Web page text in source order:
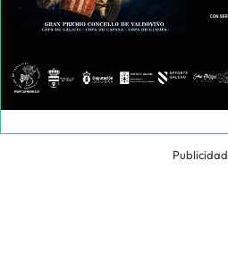
Publicidad